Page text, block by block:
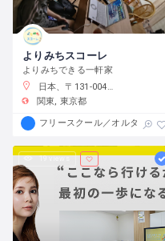
よりみちスコーレ
よりみちできる一軒家
日本、〒131-0045 東京都墨田区押上２丁目２８−３
関東
東京都
フリースクール／オルタナテ